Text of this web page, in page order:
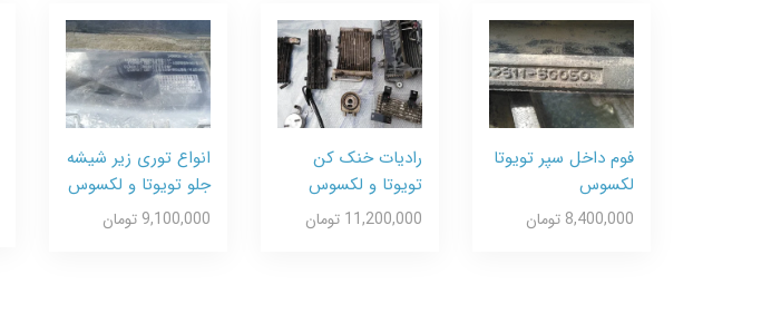
فوم داخل سپر تویوتا
لکسوس
8,400,000 تومان
رادیات خنک کن
تویوتا و لکسوس
11,200,000 تومان
انواع توری زیر شیشه
جلو تویوتا و لکسوس
9,100,000 تومان